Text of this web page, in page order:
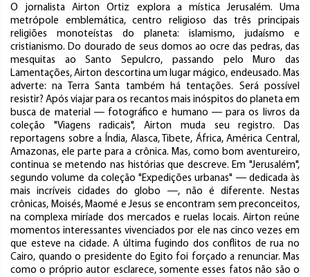
O jornalista Airton Ortiz explora a mística Jerusalém. Uma
metrópole emblemática, centro religioso das três principais
religiões monoteístas do planeta: islamismo, judaísmo e
cristianismo. Do dourado de seus domos ao ocre das pedras, das
mesquitas ao Santo Sepulcro, passando pelo Muro das
Lamentações, Airton descortina um lugar mágico, endeusado. Mas
adverte: na Terra Santa também há tentações. Será possível
resistir? Após viajar para os recantos mais inóspitos do planeta em
busca de material ― fotográfico e humano ― para os livros da
coleção "Viagens radicais", Airton muda seu registro. Das
reportagens sobre a Índia, Alasca, Tibete, África, América Central,
Amazonas, ele parte para a crônica. Mas, como bom aventureiro,
continua se metendo nas histórias que descreve. Em "Jerusalém",
segundo volume da coleção "Expedições urbanas" ― dedicada às
mais incríveis cidades do globo ―, não é diferente. Nestas
crônicas, Moisés, Maomé e Jesus se encontram sem preconceitos,
na complexa miríade dos mercados e ruelas locais. Airton reúne
momentos interessantes vivenciados por ele nas cinco vezes em
que esteve na cidade. A última fugindo dos conflitos de rua no
Cairo, quando o presidente do Egito foi forçado a renunciar. Mas
como o próprio autor esclarece, somente esses fatos não são o